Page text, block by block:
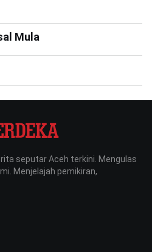
Mula
seputar Aceh terkini. Mengulas
Menjelajah pemikiran,